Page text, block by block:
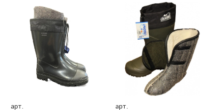
арт.
арт.